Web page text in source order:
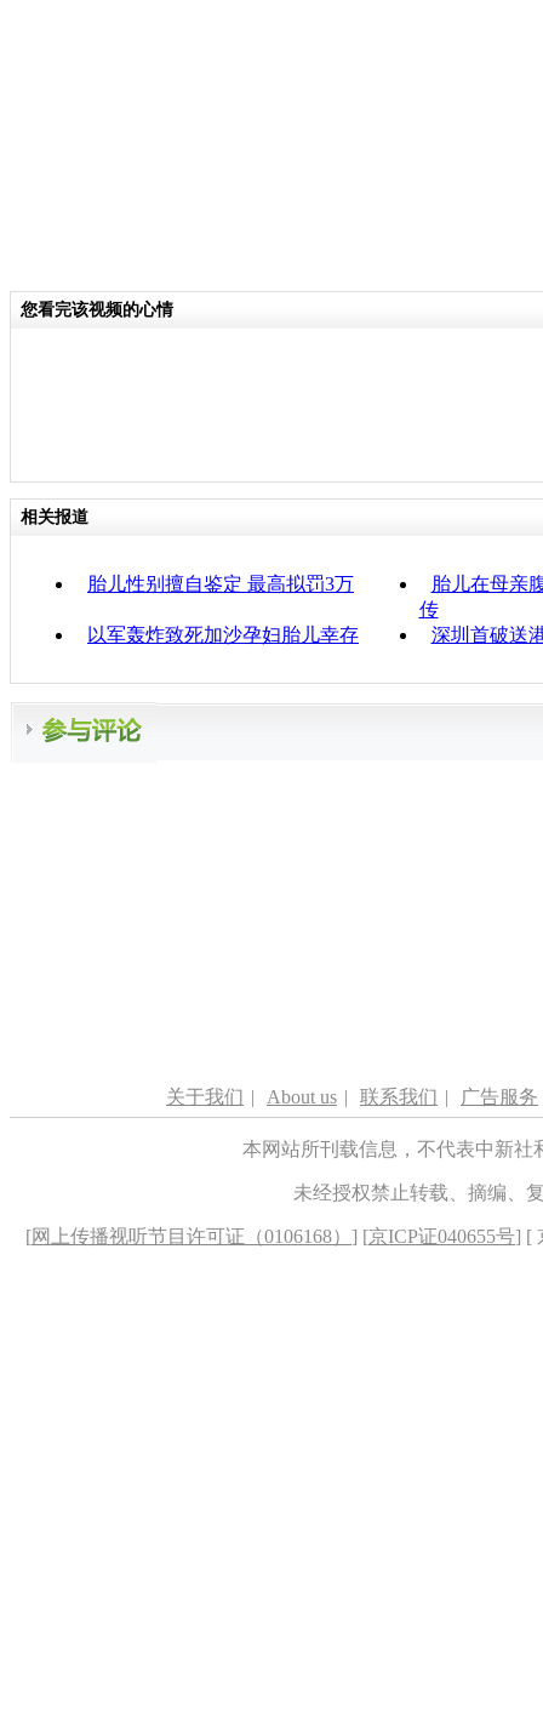
您看完该视频的心情
相关报道
胎儿性别擅自鉴定 最高拟罚3万
胎儿在母亲
传
以军轰炸致死加沙孕妇胎儿幸存
深圳首破送
关于我们 | About us | 联系我们 | 广告服务
本网站所刊载信息，不代表中新
未经授权禁止转载、摘编、
[网上传播视听节目许可证（0106168） ] [京ICP证040655号] [